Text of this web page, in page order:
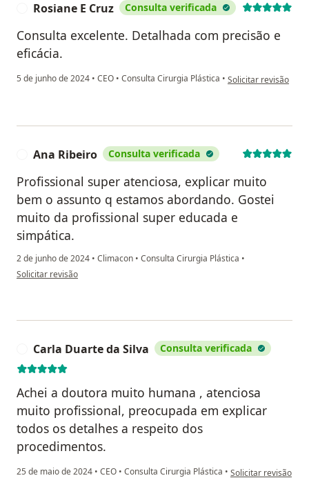
Rosiane E Cruz Consulta verificada
Consulta excelente. Detalhada com precisão e
eficácia.
5 de junho de 2024 • CEO • Consulta Cirurgia Plástica • na opinião do
Solicitar revisão
Ana Ribeiro Consulta verificada
Profissional super atenciosa, explicar muito
bem o assunto q estamos abordando. Gostei
muito da profissional super educada e
simpática.
2 de junho de 2024 • Climacon • Consulta Cirurgia Plástica •
na opinião do utilizador Ana Ribeiro
Solicitar revisão
Carla Duarte da Silva Consulta verificada
Achei a doutora muito humana , atenciosa
muito profissional, preocupada em explicar
todos os detalhes a respeito dos
procedimentos.
25 de maio de 2024 • CEO • Consulta Cirurgia Plástica • na opinião do
Solicitar revisão